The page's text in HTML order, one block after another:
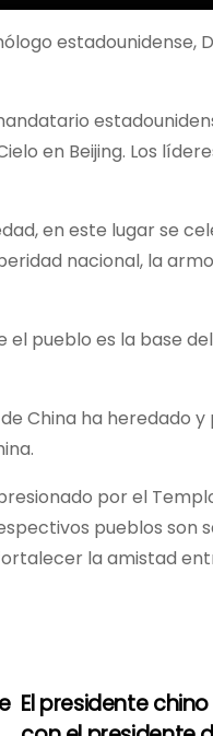
en Beijing. Los
en este lugar se
nacional, la
pueblo es la base
China ha heredado
por el
pueblos son
la amistad
El presidente